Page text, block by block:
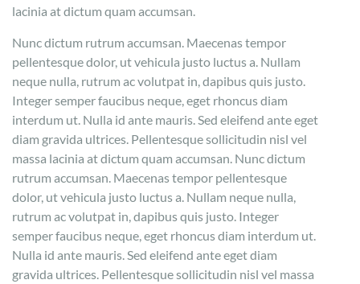
lacinia at dictum quam accumsan.
Nunc dictum rutrum accumsan. Maecenas tempor
pellentesque dolor, ut vehicula justo luctus a. Nullam
neque nulla, rutrum ac volutpat in, dapibus quis justo.
Integer semper faucibus neque, eget rhoncus diam
interdum ut. Nulla id ante mauris. Sed eleifend ante eget
diam gravida ultrices. Pellentesque sollicitudin nisl vel
massa lacinia at dictum quam accumsan. Nunc dictum
rutrum accumsan. Maecenas tempor pellentesque
dolor, ut vehicula justo luctus a. Nullam neque nulla,
rutrum ac volutpat in, dapibus quis justo. Integer
semper faucibus neque, eget rhoncus diam interdum ut.
Nulla id ante mauris. Sed eleifend ante eget diam
gravida ultrices. Pellentesque sollicitudin nisl vel massa